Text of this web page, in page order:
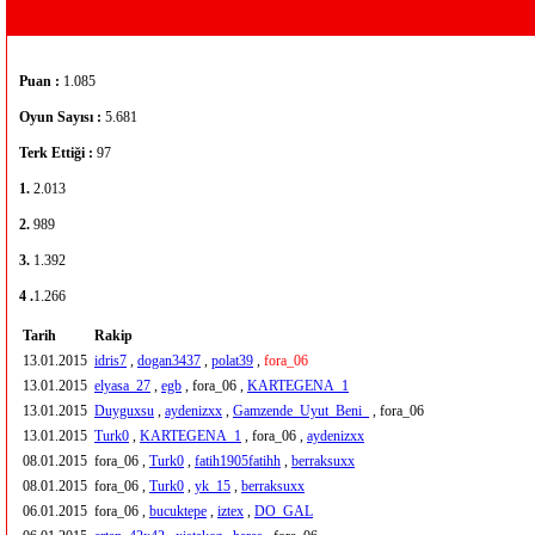
Puan : 1.085
Oyun Sayısı : 5.681
Terk Ettiği : 97
1. 2.013
2. 989
3. 1.392
4 .1.266
Tarih Rakip
13.01.2015 idris7 , dogan3437 , polat39 , fora_06
13.01.2015 elyasa_27 , egb , fora_06 , KARTEGENA_1
13.01.2015 Duyguxsu , aydenizxx , Gamzende_Uyut_Beni_ , fora_06
13.01.2015 Turk0 , KARTEGENA_1 , fora_06 , aydenizxx
08.01.2015 fora_06 , Turk0 , fatih1905fatihh , berraksuxx
08.01.2015 fora_06 , Turk0 , yk_15 , berraksuxx
06.01.2015 fora_06 , bucuktepe , iztex , DO_GAL